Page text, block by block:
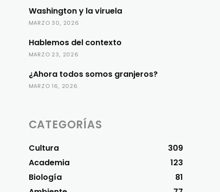
Washington y la viruela
MARZO 30, 2026
Hablemos del contexto
MARZO 23, 2026
¿Ahora todos somos granjeros?
MARZO 16, 2026
CATEGORÍAS
Cultura
309
Academia
123
Biología
81